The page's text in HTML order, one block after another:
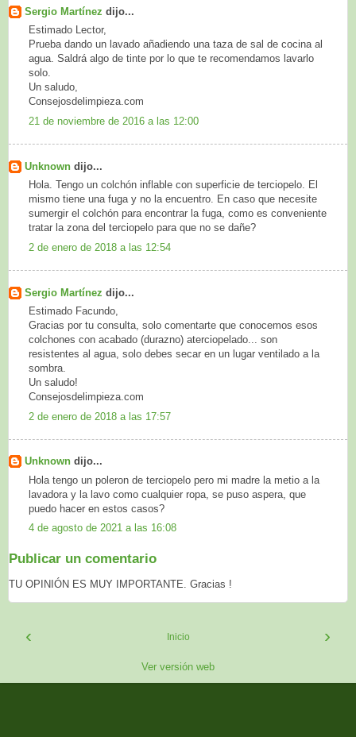
Sergio Martínez dijo...
Estimado Lector,
Prueba dando un lavado añadiendo una taza de sal de cocina al
agua. Saldrá algo de tinte por lo que te recomendamos lavarlo
solo.
Un saludo,
Consejosdelimpieza.com
21 de noviembre de 2016 a las 12:00
Unknown dijo...
Hola. Tengo un colchón inflable con superficie de terciopelo. El
mismo tiene una fuga y no la encuentro. En caso que necesite
sumergir el colchón para encontrar la fuga, como es conveniente
tratar la zona del terciopelo para que no se dañe?
2 de enero de 2018 a las 12:54
Sergio Martínez dijo...
Estimado Facundo,
Gracias por tu consulta, solo comentarte que conocemos esos
colchones con acabado (durazno) aterciopelado... son
resistentes al agua, solo debes secar en un lugar ventilado a la
sombra.
Un saludo!
Consejosdelimpieza.com
2 de enero de 2018 a las 17:57
Unknown dijo...
Hola tengo un poleron de terciopelo pero mi madre la metio a la
lavadora y la lavo como cualquier ropa, se puso aspera, que
puedo hacer en estos casos?
4 de agosto de 2021 a las 16:08
Publicar un comentario
TU OPINIÓN ES MUY IMPORTANTE. Gracias !
‹ ›
Inicio
Ver versión web